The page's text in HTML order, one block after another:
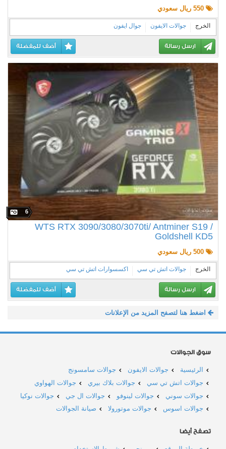
550 ريال سعودي
الخرج جوالات الايفون جوال ايفون
ارسل رسالة أضف للمفضلة
6
WTS RTX 3090/3080/3070ti/ Antminer S19 /
Goldshell KD5
500 ريال سعودي
الخرج جوالات اتش تي سي اكسسوارات اتش تي سي
ارسل رسالة أضف للمفضلة
اضغط هنا لتصفح المزيد من الإعلانات
سوق الجوالات
الرئيسية جوالات الايفون
جوالات سامسونج
جوالات اتش تي سي
جوالات بلاك بيري
جوالات الهواوي
جوالات سوني
جوالات لينوفو جوالات ال جي
جوالات نوكيا
جوالات اسوس
جوالات موتورولا صيانة الجوالات
تصفح أيضا